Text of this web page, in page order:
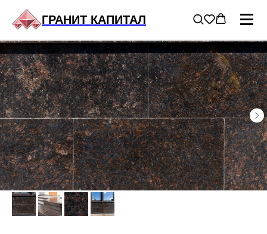
ГРАНИТ КАПИТАЛ
ГЛАВНАЯ / ГРАНИТ В ПРОДАЖЕ